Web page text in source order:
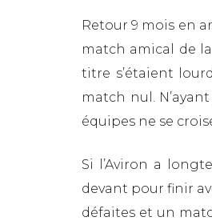
Retour 9 mois en
match amical de
titre s’étaient
match nul.
équipes ne se
Si l’Aviron a
devant pour finir
défaites et un